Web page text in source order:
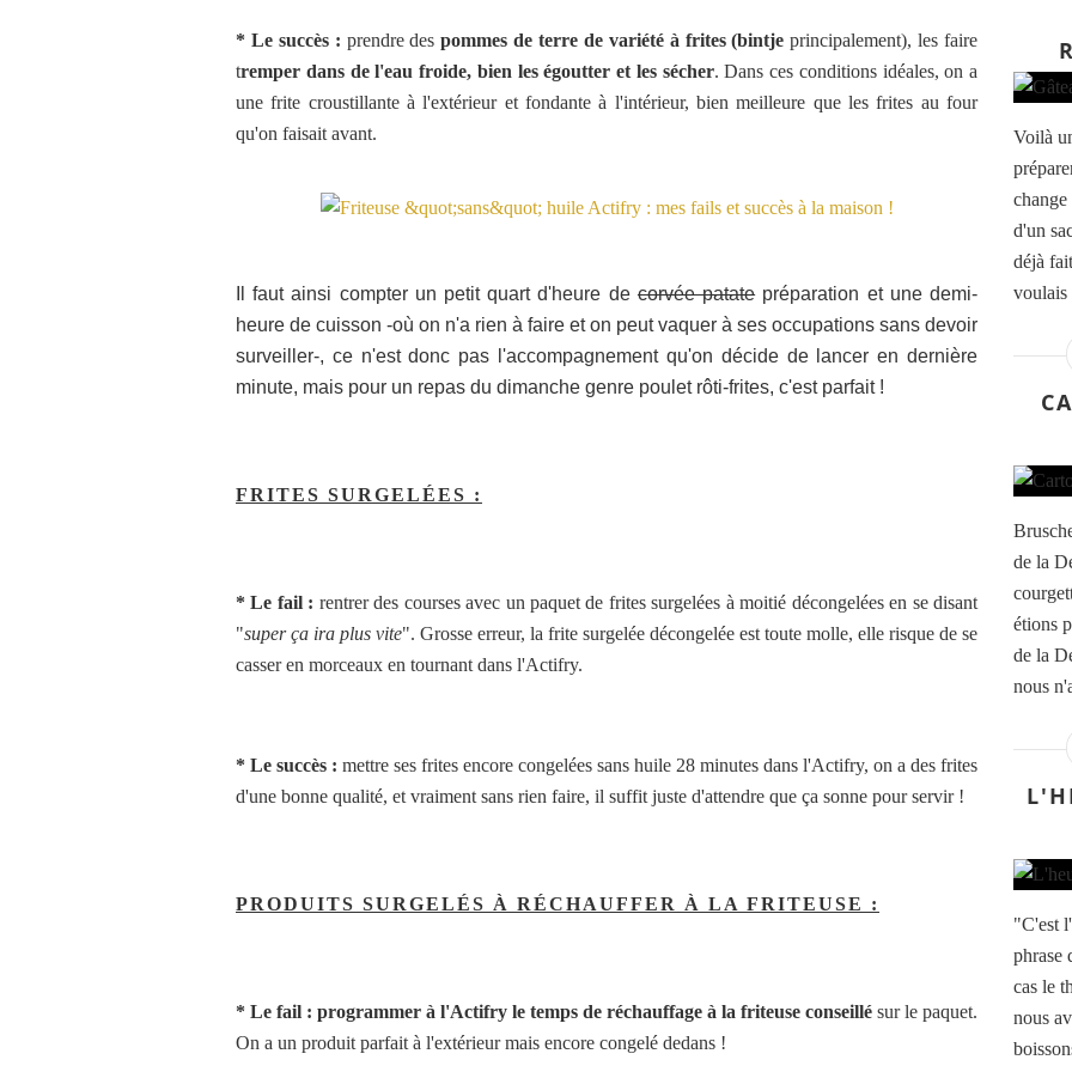
* Le succès : prendre despommes de terre de variété à frites (bintje principalement), les faire
tremper dans de l'eau froide, bien les égoutter et les sécher. Dans ces conditions idéales, on a
une frite croustillante à l'extérieur et fondante à l'intérieur, bien meilleure que les frites au four
qu'on faisait avant.
Il faut ainsi compter un petit quart d'heure de corvée patatepréparation et une demi-
heure de cuisson -où on n'a rien à faire et on peut vaquer à ses occupations sans devoir
surveiller-, ce n'est donc pas l'accompagnement qu'on décide de lancer en dernière
minute, mais pour un repas du dimanche genre poulet rôti-frites, c'est parfait !
FRITES SURGELÉES :
* Le fail : rentrer des courses avec un paquet de frites surgelées à moitié décongelées en se disant
"super ça ira plus vite". Grosse erreur, la frite surgelée décongelée est toute molle, elle risque de se
casser en morceaux en tournant dans l'Actifry.
* Le succès : mettre ses frites encore congelées sans huile 28 minutes dans l'Actifry, on a des frites
d'une bonne qualité, et vraiment sans rien faire, il suffit juste d'attendre que ça sonne pour servir !
PRODUITS SURGELÉS À RÉCHAUFFER À LA FRITEUSE :
* Le fail : programmer à l'Actifry le temps de réchauffage à la friteuse conseillé sur le paquet.
On a un produit parfait à l'extérieur mais encore congelé dedans !
Voilà
d'un
déjà
voulais
de la
étions
de la
nous
"C'est
phrase
cas le
nous